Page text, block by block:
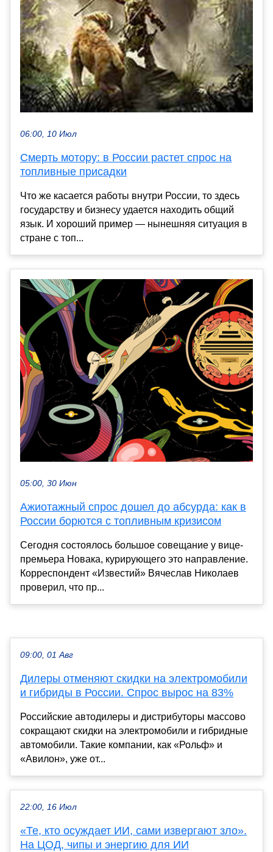
06:00, 10 Июл
Смерть мотору: в России растет спрос на
топливные присадки
Что же касается работы внутри России, то здесь
государству и бизнесу удается находить общий
язык. И хороший пример — нынешняя ситуация в
стране с топ...
05:00, 30 Июн
Ажиотажный спрос дошел до абсурда: как в
России борются с топливным кризисом
Сегодня состоялось большое совещание у вице-
премьера Новака, курирующего это направление.
Корреспондент «Известий» Вячеслав Николаев
проверил, что пр...
09:00, 01 Авг
Дилеры отменяют скидки на электромобили
и гибриды в России. Спрос вырос на 83%
Российские автодилеры и дистрибуторы массово
сокращают скидки на электромобили и гибридные
автомобили. Такие компании, как «Рольф» и
«Авилон», уже от...
22:00, 16 Июл
«Те, кто осуждает ИИ, сами извергают зло».
На ЦОД, чипы и энергию для ИИ